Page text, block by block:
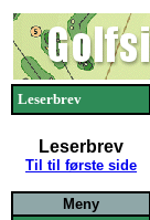
Leserbrev
Leserbrev
Til til første side
Meny